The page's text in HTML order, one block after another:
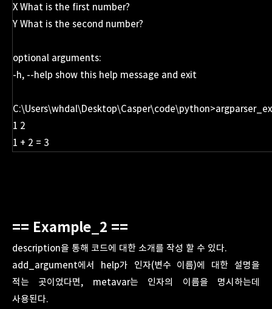
X What is the first number?
Y What is the second number?
optional arguments:
-h, --help show this help message and exit
1 2
1 + 2 = 3
== Example_2 ==
description을 통해 코드에 대한 소개를 작성 할 수 있다.
add_argument에서 help가 인자(변수 이름)에 대한 설명을
적는 곳이었다면, metavar는 인자의 이름을 명시하는데
사용된다.